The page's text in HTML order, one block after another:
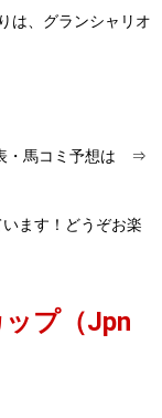
は、グランシャリオ
・馬コミ予想は ⇒
ます！どうぞお楽
プ（Jpn